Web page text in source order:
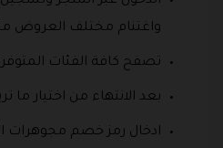
واغتنام مختلف العروض
تصفح كافة الفئات
بعد الانتهاء من اختيار
ادخال رمز خصم مجوهرات